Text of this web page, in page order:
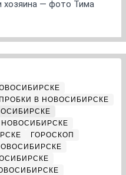
хозяина — фото Тима
ПРОБКИ В НОВОСИБИРСКЕ
ГОРОСКОП